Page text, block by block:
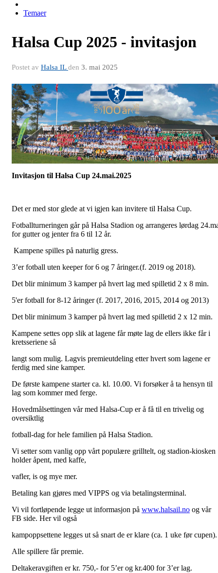
Temaer
Halsa Cup 2025 - invitasjon
Postet av Halsa ILden 3. mai 2025
Invitasjon til Halsa Cup 24.mai.2025
Det er med stor glede at vi igjen kan invitere til Halsa Cup.
Fotballturneringen går på Halsa Stadion og arrangeres lørdag
for gutter og jenter fra 6 til 12 år.
Kampene spilles på naturlig gress.
3’er fotball uten keeper for 6 og 7 åringer.(f. 2019 og 2018).
Det blir minimum 3 kamper på hvert lag med spilletid 2 x 8 min.
5'er fotball for 8-12 åringer (f. 2017, 2016, 2015, 2014 og 2013)
Det blir minimum 3 kamper på hvert lag med spilletid 2 x 12 min.
Kampene settes opp slik at lagene får møte lag de ellers ikke får i
kretsseriene så
langt som mulig. Lagvis premieutdeling etter hvert som lagene er
ferdig med sine kamper.
De første kampene starter ca. kl. 10.00. Vi forsøker å ta hensyn til
lag som kommer med ferge.
Hovedmålsettingen vår med Halsa-Cup er å få til en trivelig og
oversiktlig
fotball-dag for hele familien på Halsa Stadion.
Vi setter som vanlig opp vårt populære grilltelt, og stadion-kiosken
holder åpent, med kaffe,
vafler, is og mye mer.
Betaling kan gjøres med VIPPS og via betalingsterminal.
Vi vil fortløpende legge ut informasjon på www.halsail.no og vår
FB side. Her vil også
kampoppsettene legges ut så snart de er klare (ca. 1 uke før cupen).
Alle spillere får premie.
Deltakeravgiften er kr. 750,- for 5’er og kr.400 for 3’er lag.